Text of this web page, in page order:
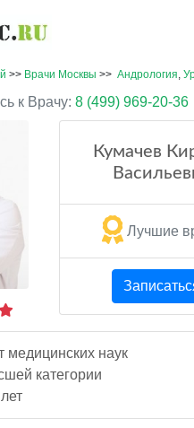
>> Врачи Москвы >> Андрология,
к Врачу: 8 (499) 969-20-36
Кумачев
Лучшие
медицинских наук
категории